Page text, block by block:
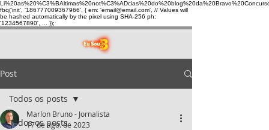
fbq('init', '186777009367966', { em: 'email@email.com', // Values will
be hashed automatically by the pixel using SHA-256 ph:
'1234567890', ... });
Post
Todos os posts
Todos os posts
Marlon Bruno - Jornalista
17 de ago. de 2023